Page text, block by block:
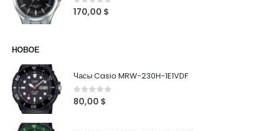
0out of 5
170,00 $
НОВОЕ
Часы Casio MRW-230H-1E1VDF
0out of 5
80,00 $